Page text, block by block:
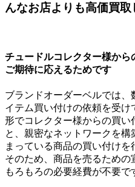
んなお店よりも高価買
チュードルコレクター様から
ご期待に応えるためです
ブランドオーダーベルでは
イテム買い付けの依頼を受
形でコレクター様からの買
と、親密なネットワークを
まっている商品の買い付けを
そのため、商品を売るため
もろもろの必要経費が不要で